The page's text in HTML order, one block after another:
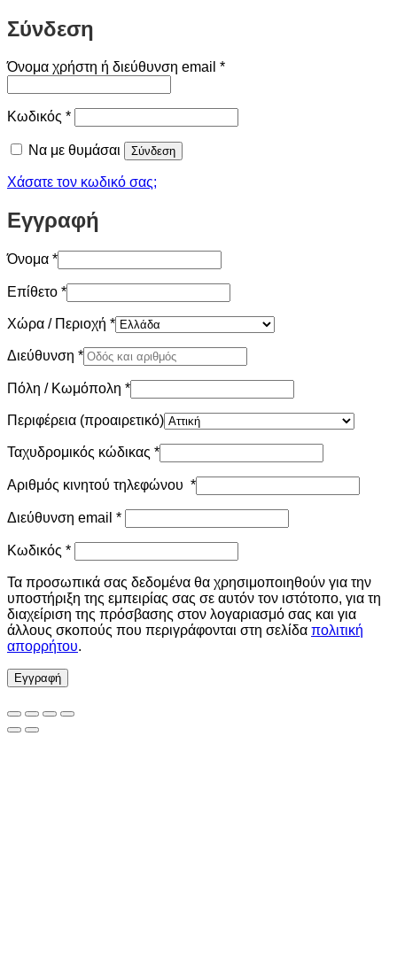
Σύνδεση
Όνομα χρήστη ή διεύθυνση email *Απαιτείται
Κωδικός *Απαιτείται
Να με θυμάσαι Σύνδεση
Χάσατε τον κωδικό σας;
Εγγραφή
Όνομα *
Επίθετο *
Χώρα / Περιοχή *
Διεύθυνση *
Πόλη / Κωμόπολη *
Περιφέρεια (προαιρετικό)
Ταχυδρομικός κώδικας *
Αριθμός κινητού τηλεφώνου *
Διεύθυνση email *Απαιτείται
Κωδικός *Απαιτείται
Τα προσωπικά σας δεδομένα θα χρησιμοποιηθούν για την
υποστήριξη της εμπειρίας σας σε αυτόν τον ιστότοπο, για τη
διαχείριση της πρόσβασης στον λογαριασμό σας και για
άλλους σκοπούς που περιγράφονται στη σελίδα πολιτική
απορρήτου.
Εγγραφή